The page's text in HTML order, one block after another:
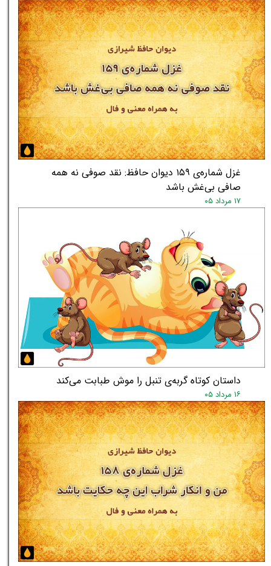
غزل شماره‌ی ۱۵۹ دیوان حافظ: نقد صوفی نه همه
صافی بی‌غش باشد
۱۷ مرداد ۰۵
داستان کوتاه گربه‌ی تنبل را موش طبابت می‌کند
۱۶ مرداد ۰۵